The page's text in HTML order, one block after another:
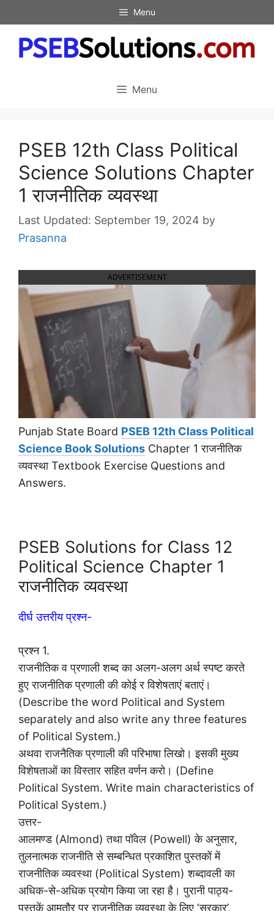
to
content
Menu
Menu
PSEB 12th Class Political
Science Solutions Chapter
1 राजनीतिक व्यवस्था
September 19, 2024 by
Prasanna
ADVERTISEMENT
Punjab State Board PSEB 12th Class Political
Science Book Solutions Chapter 1 राजनीतिक
व्यवस्था Textbook Exercise Questions and
Answers.
PSEB Solutions for Class 12
Political Science Chapter 1
राजनीतिक व्यवस्था
दीर्घ उत्तरीय प्रश्न-
प्रश्न 1.
राजनीतिक व प्रणाली शब्द का अलग-अलग अर्थ स्पष्ट करते
हुए राजनीतिक प्रणाली की कोई र विशेषताएं बताएं।
(Describe the word Political and System
separately and also write any three features
of Political System.)
अथवा राजनैतिक प्रणाली की परिभाषा लिखो। इसकी मुख्य
विशेषताओं का विस्तार सहित वर्णन करो। (Define
Political System. Write main characteristics of
Political System.)
उत्तर-
आलमण्ड (Almond) तथा पॉवेल (Powell) के अनुसार,
तुलनात्मक राजनीति से सम्बन्धित प्रकाशित पुस्तकों में
राजनीतिक व्यवस्था (Political System) शब्दावली का
अधिक-से-अधिक प्रयोग किया जा रहा है। पुरानी पाठ्य-
पुस्तकें आमतौर पर राजनीतिक व्यवस्था के लिए ‘सरकार’,